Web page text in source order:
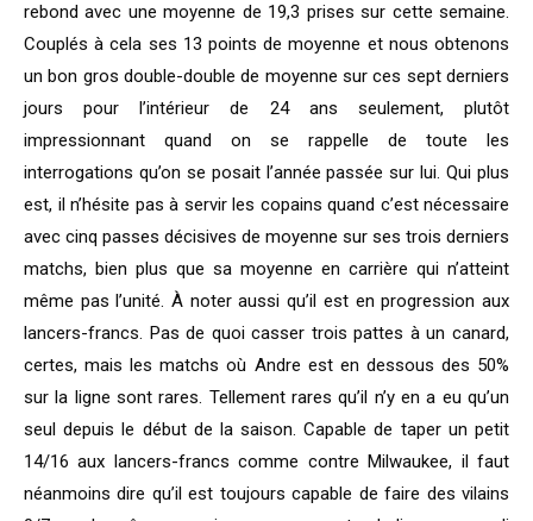
rebond avec une moyenne de 19,3 prises sur cette semaine.
Couplés à cela ses 13 points de moyenne et nous obtenons
un bon gros double-double de moyenne sur ces sept derniers
jours pour l’intérieur de 24 ans seulement, plutôt
impressionnant quand on se rappelle de toute les
interrogations qu’on se posait l’année passée sur lui. Qui plus
est, il n’hésite pas à servir les copains quand c’est nécessaire
avec cinq passes décisives de moyenne sur ses trois derniers
matchs, bien plus que sa moyenne en carrière qui n’atteint
même pas l’unité. À noter aussi qu’il est en progression aux
lancers-francs. Pas de quoi casser trois pattes à un canard,
certes, mais les matchs où Andre est en dessous des 50%
sur la ligne sont rares. Tellement rares qu’il n’y en a eu qu’un
seul depuis le début de la saison. Capable de taper un petit
14/16 aux lancers-francs comme contre Milwaukee, il faut
néanmoins dire qu’il est toujours capable de faire des vilains